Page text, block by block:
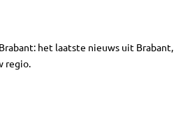
het laatste nieuws uit Brabant,
regio.